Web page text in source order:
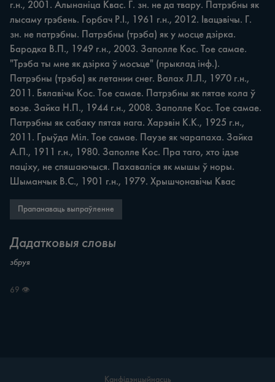
г.н., 2001. Алынаніца Квас. Г. зн. не да твару. Патрэбны як
лысаму грэбень. Горбач Р.І., 1961 г.н., 2012. Івацэвічы. Г.
зн. не патрэбны. Патрэбны (трэба) як у мосце дзірка.
Бародка В.П., 1949 г.н., 2003. Заполле Кос. Тое самае.
"Трэба ты мне як дзірка ў мосъце" (прыклад інф.).
Патрэбны (трэба) як летании снег. Валах Л.Л., 1970 г.н.,
2011. Бялавічы Кос. Тое самае. Патрэбны як пятае кола ў
возе. Зайка Н.П., 1944 г.н., 2008. Заполле Кос. Тое самае.
Патрэбны як сабаку пятая нага. Харэвін К.К., 1925 г.н.,
2011. Грыўда Міл. Тое самае. Паузе як чарапаха. Зайка
А.П., 1911 г.н., 1980. Заполле Кос. Пра таго, хто ідзе
паціху, не спяшаючыся. Пахаваліся як мышы ў норы.
Шыманчык В.С., 1901 г.н., 1979. Хрышчонавічы Квас
Прапанаваць выпраўленне
Дадатковыя словы
збруя
69 👁
Канфідэнцыйнасць